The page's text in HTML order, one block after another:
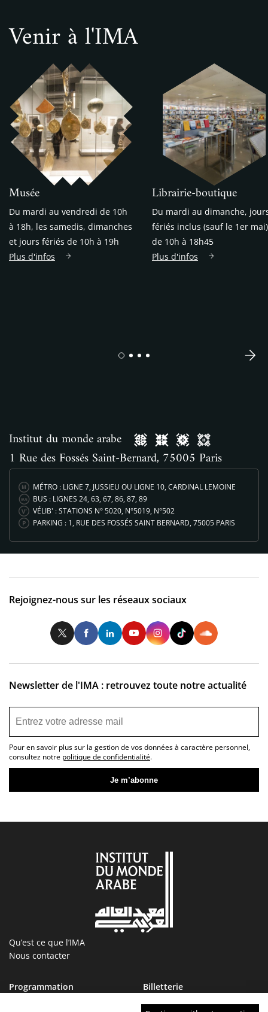
Venir à l'IMA
Musée
Du mardi au vendredi de 10h
à 18h, les samedis, dimanches
et jours fériés de 10h à 19h
Plus d'infos
Librairie-boutique
Du mardi au dimanche,
fériés inclus (sauf le 1er
de 10h à 18h45
Plus d'infos
Institut du monde arabe
1 Rue des Fossés Saint-Bernard, 75005 Paris
MÉTRO : LIGNE 7, JUSSIEU OU LIGNE 10, CARDINAL LEMOINE
BUS : LIGNES 24, 63, 67, 86, 87, 89
VÉLIB' : STATIONS N° 5020, N°5019, N°502
PARKING : 1, RUE DES FOSSÉS SAINT BERNARD, 75005 PARIS
Rejoignez-nous sur les réseaux sociaux
TwitterFacebookLinkedInYoutubeInstagram
Newsletter de l'IMA : retrouvez toute notre actualité
Pour en savoir plus sur la gestion de vos données à caractère personnel,
consultez notre politique de confidentialité.
Qu’est ce que l’IMA
Nous contacter
Programmation
Billetterie